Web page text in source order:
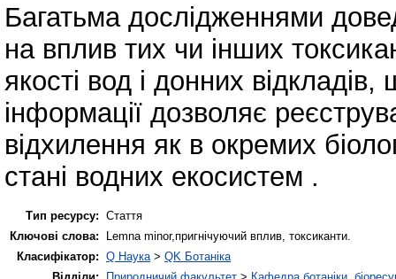
Багатьма дослідженнями
на вплив тих чи інших
якості вод і донних
інформації дозволяє
відхилення як в окремих
стані водних екосистем .
Тип ресурсу: Стаття
Ключові слова:
Lemna minor,пригнічуючий вплив, токсиканти.
Класифікатор: Q Наука > QK Ботаніка